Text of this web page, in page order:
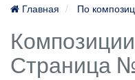
Главная По
Страница